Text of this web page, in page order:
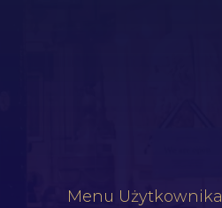
Menu Użytkownika